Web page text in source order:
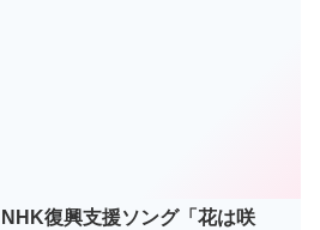
NHK復興支援ソング「花は咲